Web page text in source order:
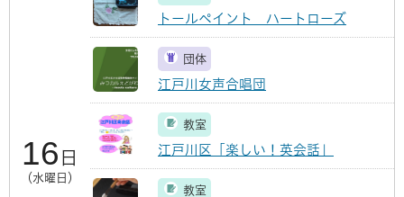
16 日
（水曜日）
トールペイント ハートローズ
団体
江戸川女声合唱団
教室
江戸川区「楽しい！英会話」
教室